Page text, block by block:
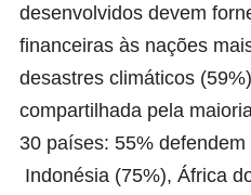
desenvolvidos devem
financeiras às nações
desastres climáticos
compartilhada pela
30 países: 55%
Indonésia (75%), África